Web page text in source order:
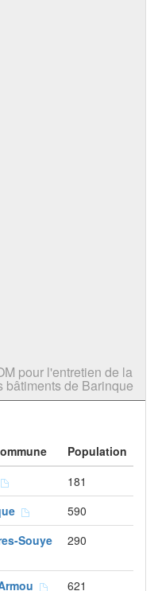
pour l'entretien de la
bâtiments de Barinque
Population
181
590
Souye 290
621